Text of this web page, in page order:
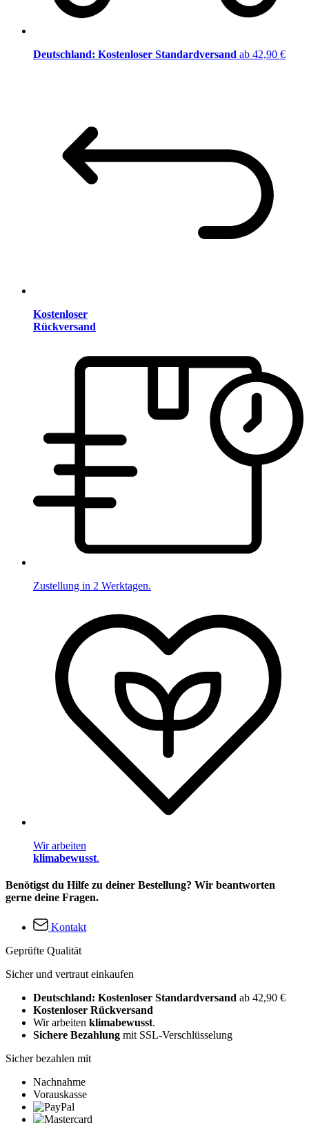
Deutschland: Kostenloser Standardversand ab 42,90 €
Kostenloser
Rückversand
Zustellung in 2 Werktagen.
Wir arbeiten
klimabewusst.
Benötigst du Hilfe zu deiner Bestellung? Wir beantworten
gerne deine Fragen.
Kontakt
Geprüfte Qualität
Sicher und vertraut einkaufen
Deutschland: Kostenloser Standardversand ab 42,90 €
Kostenloser Rückversand
Wir arbeiten klimabewusst.
Sichere Bezahlung mit SSL-Verschlüsselung
Sicher bezahlen mit
Nachnahme
Vorauskasse